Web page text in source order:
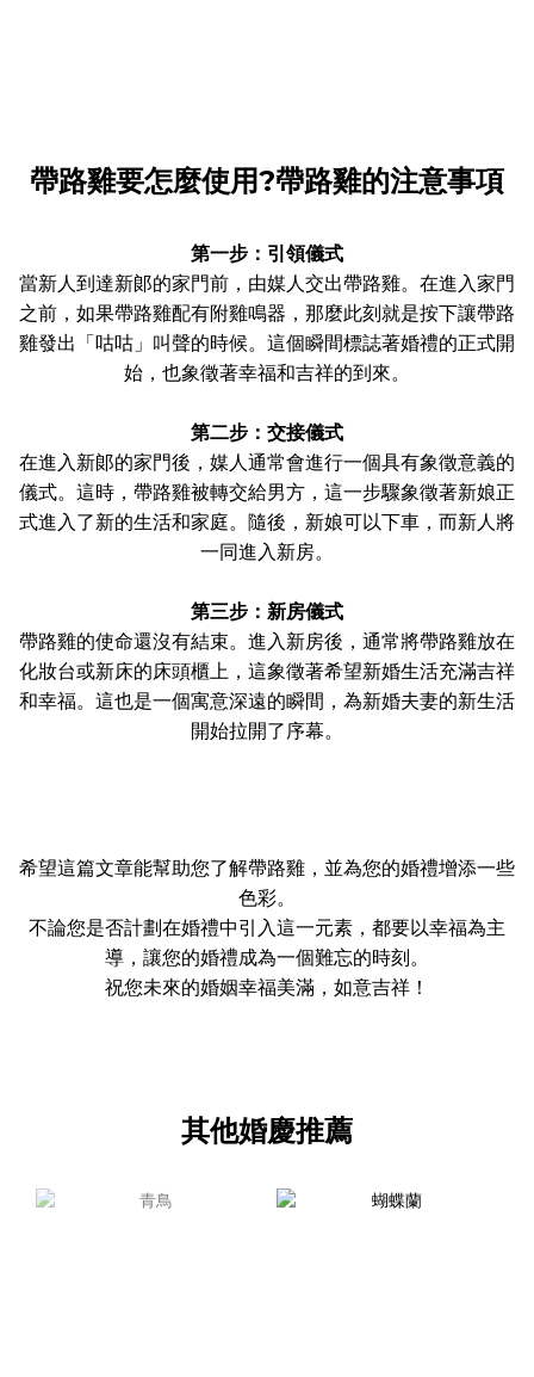
帶路雞要怎麼使用?帶路雞的注意事項
第一步：引領儀式
當新人到達新郞的家門前，由媒人交出帶路雞。在進入家門
之前，如果帶路雞配有附雞鳴器，那麼此刻就是按下讓帶路
雞發出「咕咕」叫聲的時候。這個瞬間標誌著婚禮的正式開
始，也象徵著幸福和吉祥的到來。
第二步：交接儀式
在進入新郞的家門後，媒人通常會進行一個具有象徵意義的
儀式。這時，帶路雞被轉交給男方，這一步驟象徵著新娘正
式進入了新的生活和家庭。隨後，新娘可以下車，而新人將
一同進入新房。
第三步：新房儀式
帶路雞的使命還沒有結束。進入新房後，通常將帶路雞放在
化妝台或新床的床頭櫃上，這象徵著希望新婚生活充滿吉祥
和幸福。這也是一個寓意深遠的瞬間，為新婚夫妻的新生活
開始拉開了序幕。
希望這篇文章能幫助您了解帶路雞，並為您的婚禮增添一些
色彩。
不論您是否計劃在婚禮中引入這一元素，都要以幸福為主
導，讓您的婚禮成為一個難忘的時刻。
祝您未來的婚姻幸福美滿，如意吉祥！
其他婚慶推薦